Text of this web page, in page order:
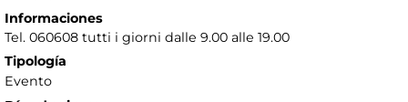
Informaciones
Tel. 060608 tutti i giorni dalle 9.00 alle 19.00
Tipología
Evento